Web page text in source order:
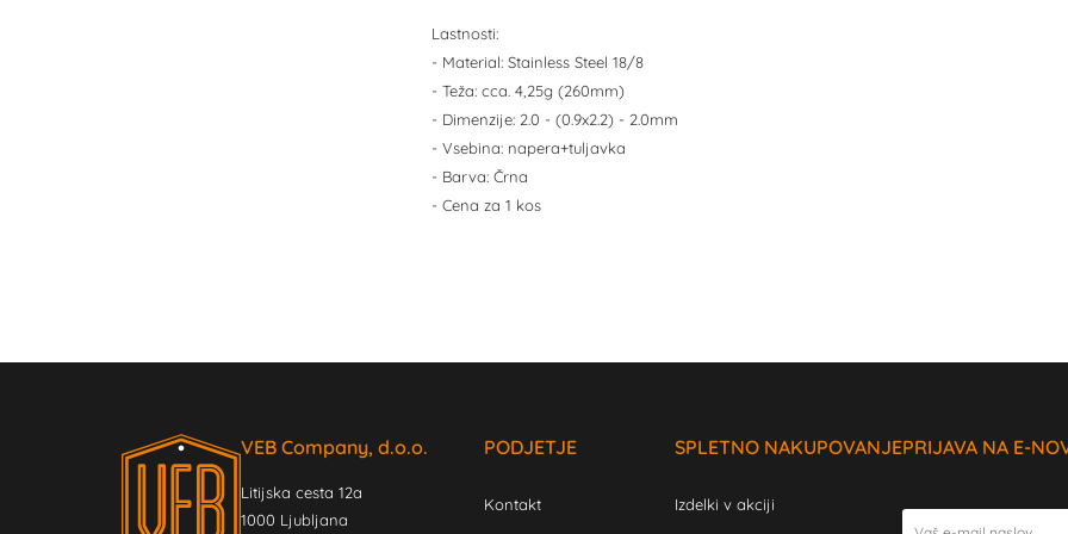
Lastnosti:
- Material: Stainless Steel 18/8
- Teža: cca. 4,25g (260mm)
- Dimenzije: 2.0 - (0.9x2.2) - 2.0mm
- Vsebina: napera+tuljavka
- Barva: Črna
- Cena za 1 kos
VEB Company, d.o.o.
Litijska cesta 12a
1000 Ljubljana
PODJETJE
Kontakt
SPLETNO NAKUPOVANJE
Izdelki v akciji
PRIJAVA NA E-